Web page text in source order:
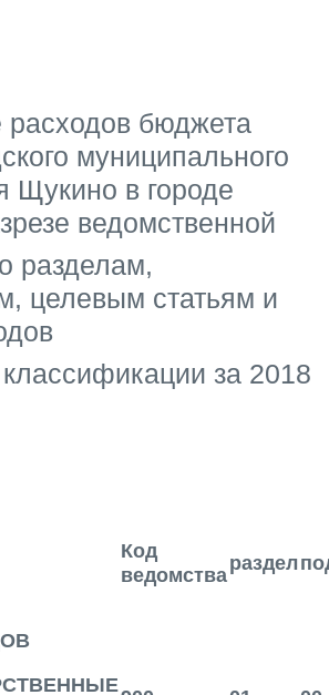
расходов бюджета
муниципального
Щукино в городе
ведомственной
разделам,
целевым статьям и
за 2018
Код
ведомства
раздел